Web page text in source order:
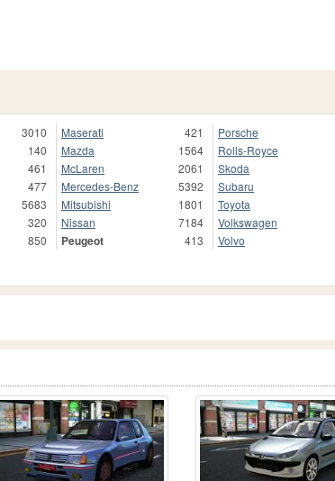
3010
140
461
477
5683
320
850
Maserati
421
Mazda
1564
McLaren
2061
Mercedes-Benz
5392
Mitsubishi
1801
Nissan
7184
Peugeot 413
Porsche
Rolls-Royce
Skoda
Subaru
Toyota
Volkswagen
Volvo